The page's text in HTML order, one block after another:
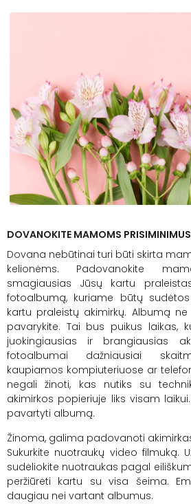
DOVANOKITE MAMOMS PRISIMINIMUS
Dovana nebūtinai turi būti skirta
kelionėms. Padovanokite
smagiausias Jūsų kartu
fotoalbumą, kuriame būtų
kartu praleistų akimirkų. Albumą
pavarykite. Tai bus puikus laikas,
juokingiausias ir brangiausias
fotoalbumai dažniausiai
kaupiamos kompiuteriuose ar
negali žinoti, kas nutiks su
akimirkos popieriuje liks visam
pavartyti albumą.
Žinoma, galima padovanoti
Sukurkite nuotraukų video filmuką.
sudėliokite nuotraukas pagal
peržiūrėti kartu su visa šeima.
daugiau nei vartant albumus.